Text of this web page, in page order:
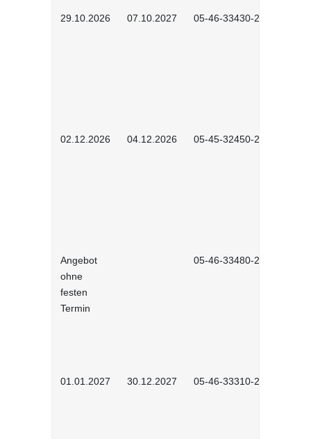
29.10.2026 07.10.2027 05-46-33430-2601
02.12.2026 04.12.2026 05-45-32450-2601
Angebot
ohne
festen
Termin
05-46-33480-2601
01.01.2027 30.12.2027 05-46-33310-2701